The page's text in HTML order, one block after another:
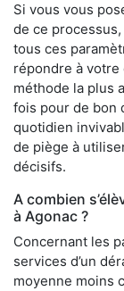
Si vous vous
de ce processus,
tous ces
répondre à
méthode la plus
fois pour de bon
quotidien
de piège à
décisifs.
A combien
à Agonac ?
Concernant les
services d’un
moyenne moins